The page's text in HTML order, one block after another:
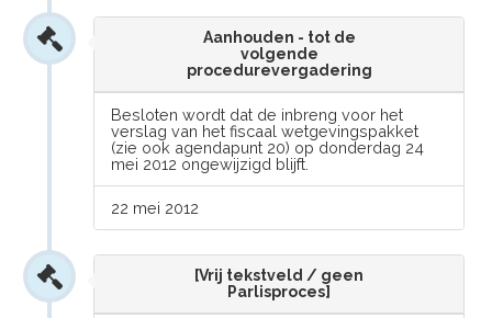
Aanhouden - tot de
volgende
procedurevergadering
Besloten wordt dat de inbreng voor het
verslag van het fiscaal wetgevingspakket
(zie ook agendapunt 20) op donderdag 24
mei 2012 ongewijzigd blijft.
22 mei 2012
[Vrij tekstveld / geen
Parlisproces]